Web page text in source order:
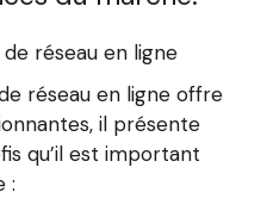
réseau en ligne
réseau en ligne offre
il présente
qu’il est important
: